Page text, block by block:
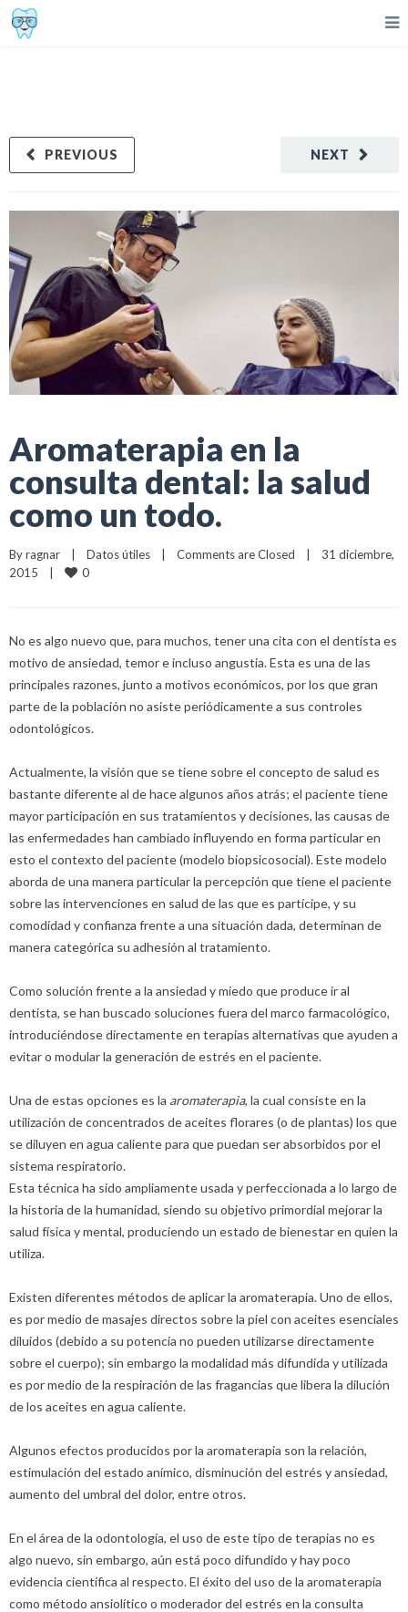
NEXT
PREVIOUS
Aromaterapia en la
consulta dental: la salud
como un todo.
By ragnar | Datos útiles | Comments are Closed |
31 diciembre,
2015 | 0
No es algo nuevo que, para muchos, tener una cita con el dentista es
motivo de ansiedad, temor e incluso angustia. Esta es una de las
principales razones, junto a motivos económicos, por los que gran
parte de la población no asiste periódicamente a sus controles
odontológicos.
Actualmente, la visión que se tiene sobre el concepto de salud es
bastante diferente al de hace algunos años atrás; el paciente tiene
mayor participación en sus tratamientos y decisiones, las causas de
las enfermedades han cambiado influyendo en forma particular en
esto el contexto del paciente (modelo biopsicosocial). Este modelo
aborda de una manera particular la percepción que tiene el paciente
sobre las intervenciones en salud de las que es partícipe, y su
comodidad y confianza frente a una situación dada, determinan de
manera categórica su adhesión al tratamiento.
Como solución frente a la ansiedad y miedo que produce ir al
dentista, se han buscado soluciones fuera del marco farmacológico,
introduciéndose directamente en terapias alternativas que ayuden a
evitar o modular la generación de estrés en el paciente.
Una de estas opciones es la aromaterapia, la cual consiste en la
utilización de concentrados de aceites florares (o de plantas) los que
se diluyen en agua caliente para que puedan ser absorbidos por el
sistema respiratorio.
Esta técnica ha sido ampliamente usada y perfeccionada a lo largo de
la historia de la humanidad, siendo su objetivo primordial mejorar la
salud física y mental, produciendo un estado de bienestar en quien la
utiliza.
Existen diferentes métodos de aplicar la aromaterapia. Uno de ellos,
es por medio de masajes directos sobre la piel con aceites esenciales
diluidos (debido a su potencia no pueden utilizarse directamente
sobre el cuerpo); sin embargo la modalidad más difundida y utilizada
es por medio de la respiración de las fragancias que libera la dilución
de los aceites en agua caliente.
Algunos efectos producidos por la aromaterapia son la relación,
estimulación del estado anímico, disminución del estrés y ansiedad,
aumento del umbral del dolor, entre otros.
En el área de la odontología, el uso de este tipo de terapias no es
algo nuevo, sin embargo, aún está poco difundido y hay poco
evidencia científica al respecto. El éxito del uso de la aromaterapia
como método ansiolítico o moderador del estrés en la consulta